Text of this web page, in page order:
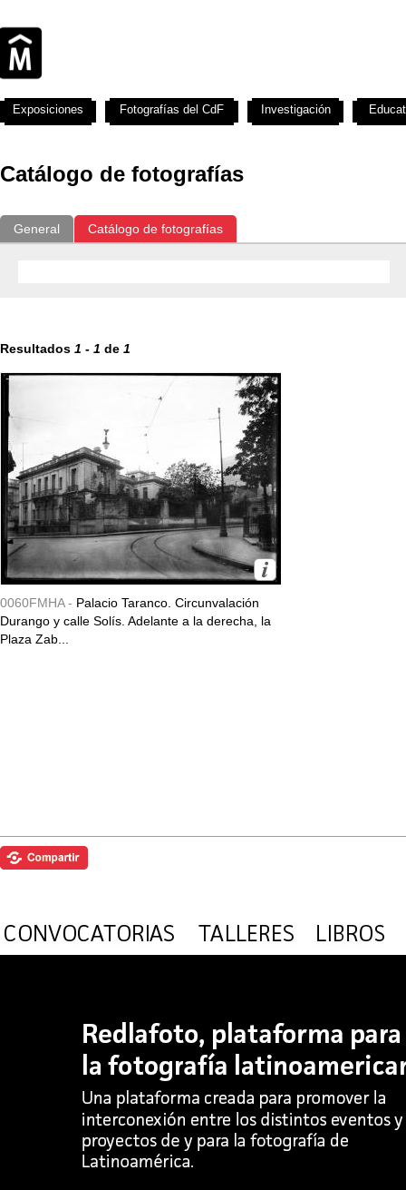
Catálogo de fotografías
General Catálogo de fotografías
Resultados 1 - 1 de 1
0060FMHA - Palacio Taranco. Circunvalación
Durango y calle Solís. Adelante a la derecha, la
Plaza Zab...
Exposiciones Fotografías del CdF Investigación